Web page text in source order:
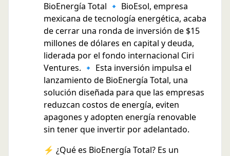
BioEnergía Total 🔹 BioEsol, empresa
mexicana de tecnología energética, acaba
de cerrar una ronda de inversión de $15
millones de dólares en capital y deuda,
liderada por el fondo internacional Ciri
Ventures. 🔹 Esta inversión impulsa el
lanzamiento de BioEnergía Total, una
solución diseñada para que las empresas
reduzcan costos de energía, eviten
apagones y adopten energía renovable
sin tener que invertir por adelantado.
⚡ ¿Qué es BioEnergía Total? Es un